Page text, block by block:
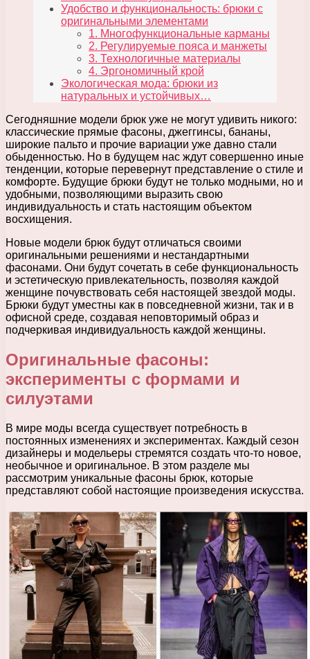
Удобство и функциональность: брюки с
оригинальными элементами
1. Многофункциональные карманы
2. Регулируемые пояса и манжеты
3. Технологичные материалы
4. Эргономичный крой
Экологическая мода: брюки из
натуральных и устойчивых…
Сегодняшние модели брюк уже не могут удивить никого:
классические прямые фасоны, джеггинсы, бананы,
широкие пальто и прочие вариации уже давно стали
обыденностью. Но в будущем нас ждут совершенно иные
тенденции, которые перевернут представление о стиле и
комфорте. Будущие брюки будут не только модными, но и
удобными, позволяющими выразить свою
индивидуальность и стать настоящим объектом
восхищения.
Новые модели брюк будут отличаться своими
оригинальными решениями и нестандартными
фасонами. Они будут сочетать в себе функциональность
и эстетическую привлекательность, позволяя каждой
женщине почувствовать себя настоящей звездой моды.
Брюки будут уместны как в повседневной жизни, так и в
офисной среде, создавая неповторимый образ и
подчеркивая индивидуальность каждой женщины.
Оригинальные фасоны:
эксперименты с формами и
силуэтами
В мире моды всегда существует потребность в
постоянных изменениях и экспериментах. Каждый сезон
дизайнеры и модельеры стремятся создать что-то новое,
необычное и оригинальное. В этом разделе мы
рассмотрим уникальные фасоны брюк, которые
представляют собой настоящие произведения искусства.